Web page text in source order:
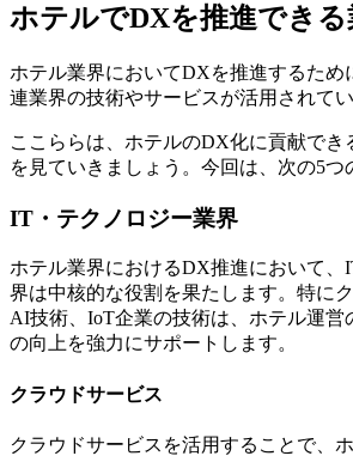
ホテルでDXを推進できる
ホテル業界においてDXを推進するため
連業界の技術やサービスが活用されて
ここららは、ホテルのDX化に貢献でき
を見ていきましょう。今回は、次の5つ
IT・テクノロジー業界
ホテル業界におけるDX推進において、
界は中核的な役割を果たします。特に
AI技術、IoT企業の技術は、ホテル運営
の向上を強力にサポートします。
クラウドサービス
クラウドサービスを活用することで、